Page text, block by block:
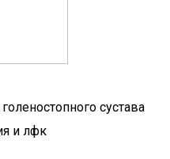
сустава
и лфк